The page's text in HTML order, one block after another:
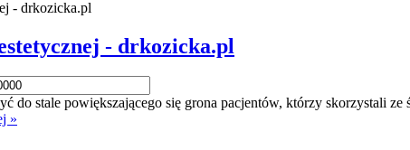
- drkozicka.pl
do stale powiększającego się grona pacjentów, którzy skorzystali
»